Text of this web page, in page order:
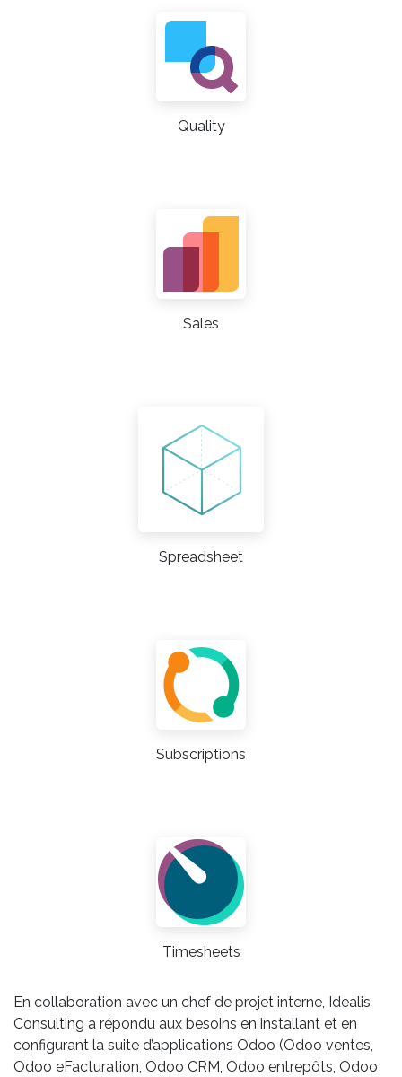
Quality
Sales
Spreadsheet
Subscriptions
Timesheets
En collaboration avec un chef de projet interne, Idealis
Consulting a répondu aux besoins en installant et en
configurant la suite d’applications Odoo (Odoo ventes,
Odoo eFacturation, Odoo CRM, Odoo entrepôts, Odoo